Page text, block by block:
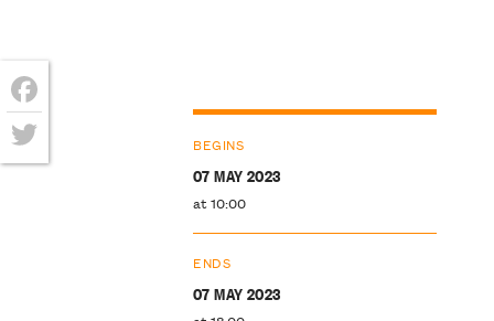
BEGINS
07 MAY 2023
at 10:00
ENDS
07 MAY 2023
Facebook
Twitter